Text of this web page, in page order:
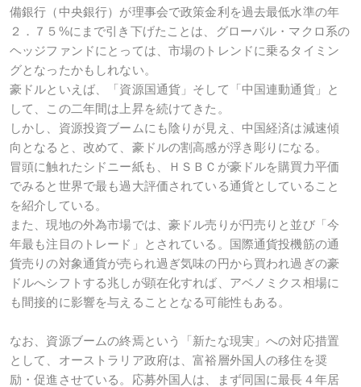
備銀行（中央銀行）が理事会で政策金利を過去最低水準の年
２．７５%にまで引き下げたことは、グローバル・マクロ系の
ヘッジファンドにとっては、市場のトレンドに乗るタイミン
グとなったかもしれない。
豪ドルといえば、「資源国通貨」そして「中国連動通貨」と
して、この二年間は上昇を続けてきた。
しかし、資源投資ブームにも陰りが見え、中国経済は減速傾
向となると、改めて、豪ドルの割高感が浮き彫りになる。
冒頭に触れたシドニー紙も、ＨＳＢＣが豪ドルを購買力平価
でみると世界で最も過大評価されている通貨としていること
を紹介している。
また、現地の外為市場では、豪ドル売りが円売りと並び「今
年最も注目のトレード」とされている。国際通貨投機筋の通
貨売りの対象通貨が売られ過ぎ気味の円から買われ過ぎの豪
ドルへシフトする兆しが顕在化すれば、アベノミクス相場に
も間接的に影響を与えることとなる可能性もある。
なお、資源ブームの終焉という「新たな現実」への対応措置
として、オーストラリア政府は、富裕層外国人の移住を奨
励・促進させている。応募外国人は、まず同国に最長４年居